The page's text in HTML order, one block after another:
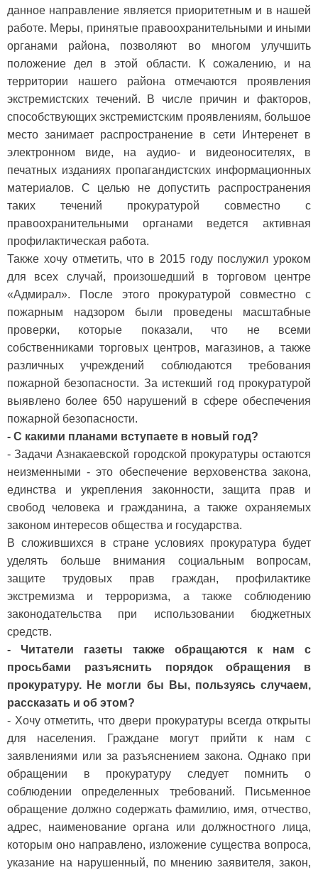
данное направление является приоритетным и в нашей
работе. Меры, принятые правоохранительными и иными
органами района, позволяют во многом улучшить
положение дел в этой области. К сожалению, и на
территории нашего района отмечаются проявления
экстремистских течений. В числе причин и факторов,
способствующих экстремистским проявлениям, большое
место занимает распространение в сети Интеренет в
электронном виде, на аудио- и видеоносителях, в
печатных изданиях пропагандистских информационных
материалов. С целью не допустить распространения
таких течений прокуратурой совместно с
правоохранительными органами ведется активная
профилактическая работа.
Также хочу отметить, что в 2015 году послужил уроком
для всех случай, произошедший в торговом центре
«Адмирал». После этого прокуратурой совместно с
пожарным надзором были проведены масштабные
проверки, которые показали, что не всеми
собственниками торговых центров, магазинов, а также
различных учреждений соблюдаются требования
пожарной безопасности. За истекший год прокуратурой
выявлено более 650 нарушений в сфере обеспечения
пожарной безопасности.
- С какими планами вступаете в новый год?
- Задачи Азнакаевской городской прокуратуры остаются
неизменными - это обеспечение верховенства закона,
единства и укрепления законности, защита прав и
свобод человека и гражданина, а также охраняемых
законом интересов общества и государства.
В сложившихся в стране условиях прокуратура будет
уделять больше внимания социальным вопросам,
защите трудовых прав граждан, профилактике
экстремизма и терроризма, а также соблюдению
законодательства при использовании бюджетных
средств.
- Читатели газеты также обращаются к нам с
просьбами разъяснить порядок обращения в
прокуратуру. Не могли бы Вы, пользуясь случаем,
рассказать и об этом?
- Хочу отметить, что двери прокуратуры всегда открыты
для населения. Граждане могут прийти к нам с
заявлениями или за разъяснением закона. Однако при
обращении в прокуратуру следует помнить о
соблюдении определенных требований. Письменное
обращение должно содержать фамилию, имя, отчество,
адрес, наименование органа или должностного лица,
которым оно направлено, изложение существа вопроса,
указание на нарушенный, по мнению заявителя, закон,